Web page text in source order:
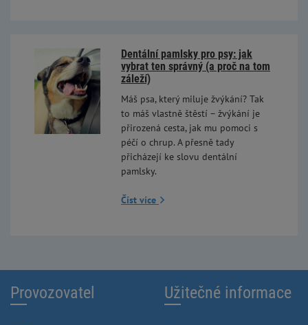
Dentální pamlsky pro psy: jak
vybrat ten správný (a proč na tom
záleží)
Máš psa, který miluje žvýkání? Tak
to máš vlastně štěstí – žvýkání je
přirozená cesta, jak mu pomoci s
péčí o chrup. A přesně tady
přicházejí ke slovu dentální
pamlsky.
Číst více
Provozovatel Užitečné informace